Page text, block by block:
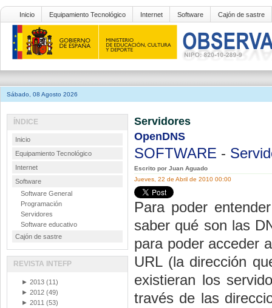
Inicio Equipamiento Tecnológico Internet Software Cajón de sastre
Sábado, 08 Agosto 2026
Servidores
OpenDNS
SOFTWARE -
Escrito por Juan Aguado
Jueves, 22 de Abril de 2010 00:00
Para poder
saber qué son las
para poder acceder
URL (la dirección
existieran los
través de las
ÍNDICE
Inicio
Equipamiento Tecnológico
Internet
Software
Software General
Programación
Servidores
Software educativo
Cajón de sastre
REVISTA INTEFP
► 2013 (11)
► 2012 (49)
► 2011 (53)